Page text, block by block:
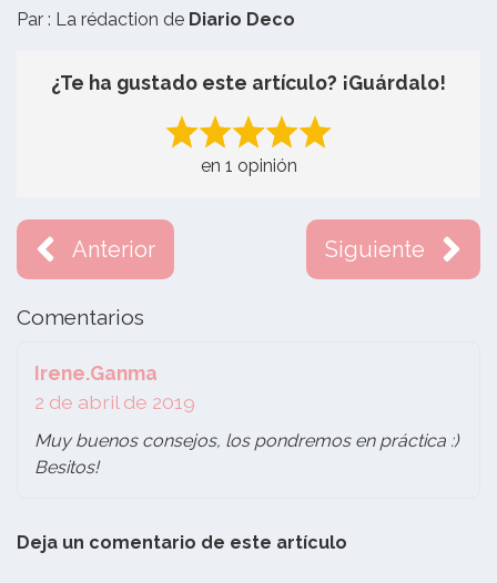
Par : La rédaction de Diario Deco
¿Te ha gustado este artículo? ¡Guárdalo!
en 1 opinión
Anterior Siguiente
Comentarios
Irene.Ganma
2 de abril de 2019
Muy buenos consejos, los pondremos en práctica :)
Besitos!
Deja un comentario de este artículo